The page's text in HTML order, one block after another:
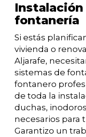
fontanería
Si estás
vivienda o
Aljarafe,
sistemas de
fontanero
de toda la
duchas,
necesarios para
Garantizo un